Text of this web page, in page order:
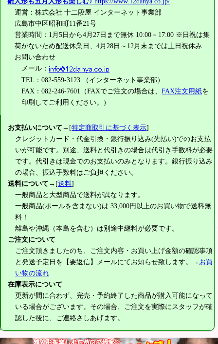
運営：株式会社 十二段屋 インターネット事業部
広島市中区昭和町11番21号
営業時間：1月5日から4月27日まで無休 10:00－17:00 ※日祝は集
荷がないため配送休業日、4月28日～12月末までは土日祝休み
お問い合わせ
メール：
TEL：082-559-3123 （インターネット事業部）
FAX：082-246-7601（FAXでご注文の場合は、FAX注文用紙を
印刷してご利用ください。）
お支払いについて→[特定商取引に基づく表示]
クレジットカード・代金引換・銀行振り込み(先払い)でのお支払
いが可能です。別途、送料と代引きの場合は代引き手数料が必要
です。代引きは現金でのお支払いのみとなります。銀行振り込み
の場合、振込手数料はご負担ください。
送料について→[送料]
一般商品と大型商品で送料が異なります。
一般商品(ポールを含まない)は 33,000円以上のお買い物で送料無
料！
離島や沖縄（本島を含む）は別途中継料が必要です。
ご注文について
ご注文頂きましたのち、ご注文内容・お買い上げ金額の確認事項
と発送予定日を【要返信】メールにてお知らせ致します。→ お買
い物の流れ
在庫表示について
更新が間に合わず、完売・予約終了した商品が購入可能になって
いる場合がございます。その場合、ご注文を実際にスタッフが確
認した後に、ご連絡さしあげます。